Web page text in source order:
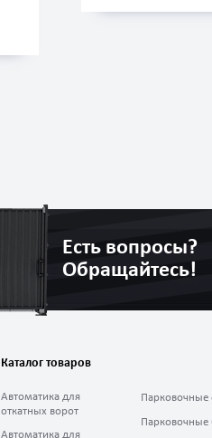
Есть вопросы?
Обращайтесь!
Каталог товаров
Автоматика для
откатных ворот
Автоматика для
Парковочные
Парковочные